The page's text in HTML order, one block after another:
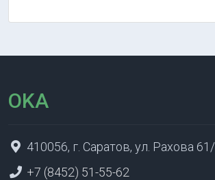
OKA
410056, г. Саратов, ул. Рахова
+7 (8452) 51-55-62